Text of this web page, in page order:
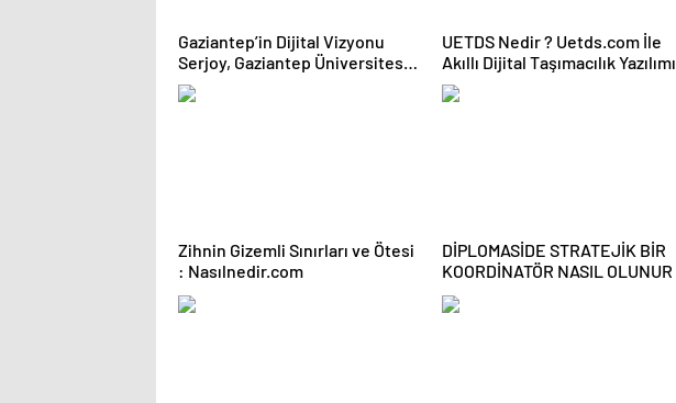
Gaziantep’in Dijital Vizyonu
Serjoy, Gaziantep Üniversitesi
Teknopark’tan Dünyaya Açılıyor
UETDS Nedir ? Uetds.com İle
Akıllı Dijital Taşımacılık Yazılımı
Zihnin Gizemli Sınırları ve Ötesi
: Nasılnedir.com
DİPLOMASİDE STRATEJİK BİR
KOORDİNATÖR NASIL OLUNUR